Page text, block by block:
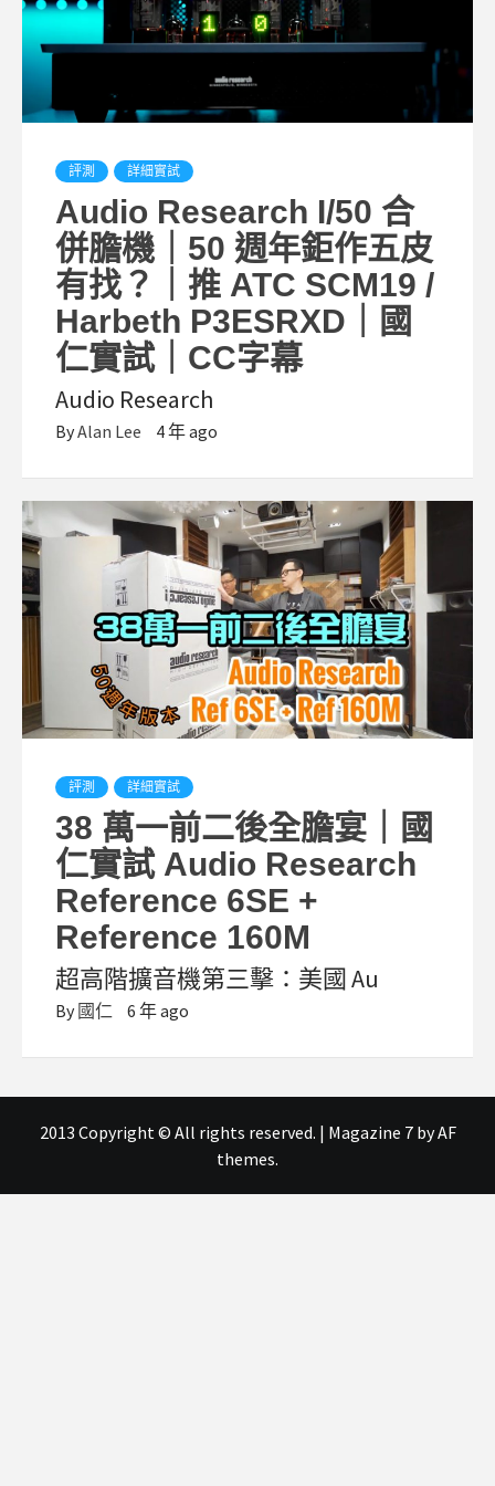
評測 詳細實試
Audio Research I/50 合
併膽機｜50 週年鉅作五皮
有找？｜推 ATC SCM19 /
Harbeth P3ESRXD｜國
仁實試｜CC字幕
Audio Research
ByAlan Lee 4 年 ago
評測 詳細實試
38 萬一前二後全膽宴｜國
仁實試 Audio Research
Reference 6SE +
Reference 160M
超高階擴音機第三擊：美國 Au
By 國仁 6 年 ago
2013 Copyright © All rights reserved. | Magazine 7by AF
themes.